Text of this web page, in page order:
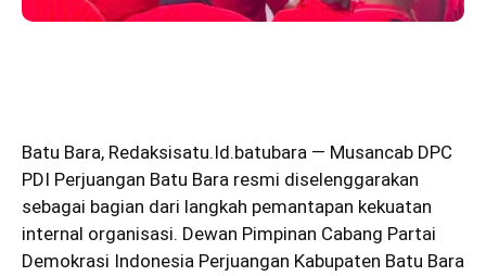
Batu Bara, Redaksisatu.Id.batubara — Musancab DPC
PDI Perjuangan Batu Bara resmi diselenggarakan
sebagai bagian dari langkah pemantapan kekuatan
internal organisasi. Dewan Pimpinan Cabang Partai
Demokrasi Indonesia Perjuangan Kabupaten Batu Bara